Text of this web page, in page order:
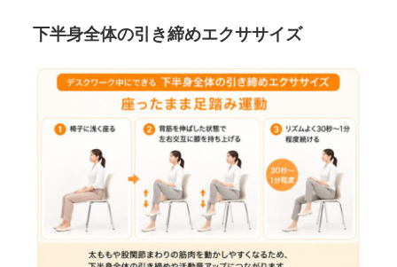
下半身全体の引き締めエクササイズ